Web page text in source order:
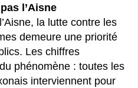
l’Aisne
la lutte contre les
demeure une priorité
Les chiffres
phénomène : toutes les
interviennent pour